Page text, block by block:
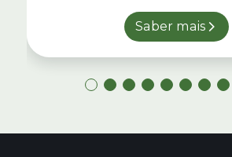
Saber mais